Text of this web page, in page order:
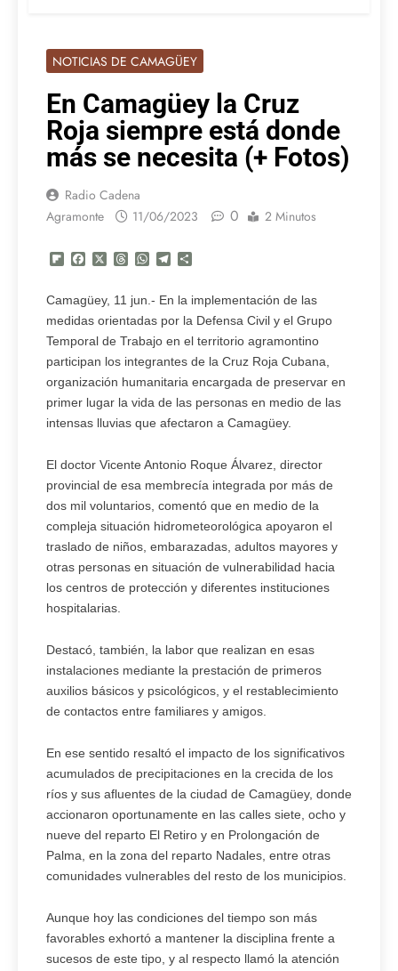
NOTICIAS DE CAMAGÜEY
En Camagüey la Cruz
Roja siempre está donde
más se necesita (+ Fotos)
Radio Cadena
Agramonte
11/06/2023 0 2 Minutos
Flipboard
FacebookThreadsWhatsApp
Telegram
Camagüey, 11 jun.- En la implementación de las
medidas orientadas por la Defensa Civil y el Grupo
Temporal de Trabajo en el territorio agramontino
participan los integrantes de la Cruz Roja Cubana,
organización humanitaria encargada de preservar en
primer lugar la vida de las personas en medio de las
intensas lluvias que afectaron a Camagüey.
El doctor Vicente Antonio Roque Álvarez, director
provincial de esa membrecía integrada por más de
dos mil voluntarios, comentó que en medio de la
compleja situación hidrometeorológica apoyaron el
traslado de niños, embarazadas, adultos mayores y
otras personas en situación de vulnerabilidad hacia
los centros de protección y diferentes instituciones
hospitalarias.
Destacó, también, la labor que realizan en esas
instalaciones mediante la prestación de primeros
auxilios básicos y psicológicos, y el restablecimiento
de contactos entre familiares y amigos.
En ese sentido resaltó el impacto de los significativos
acumulados de precipitaciones en la crecida de los
ríos y sus afluentes de la ciudad de Camagüey, donde
accionaron oportunamente en las calles siete, ocho y
nueve del reparto El Retiro y en Prolongación de
Palma, en la zona del reparto Nadales, entre otras
comunidades vulnerables del resto de los municipios.
Aunque hoy las condiciones del tiempo son más
favorables exhortó a mantener la disciplina frente a
sucesos de este tipo, y al respecto llamó la atención